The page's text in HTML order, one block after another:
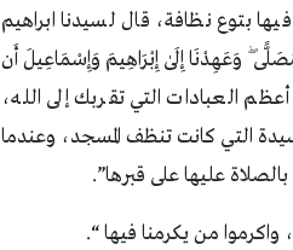
بتوع نظافة، قال لسيدنا ابراهيم
وَعَهِدْنَا إِلَىٰ إِبْرَاهِيمَ وَإِسْمَاعِيلَ أَن
العبادات التي تقربك إلى الله،
التي كانت تنظف المسجد، وعندما
عليها على قبرها”.
من يكرمنا فيها “.